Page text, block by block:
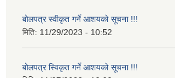
बोलपत्र स्वीकृत गर्ने आशयको सूचना !!!
मिति: 11/29/2023 - 10:52
बोलपत्र स्विकृत गर्ने आशयको सूचना !!!